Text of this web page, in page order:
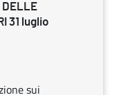
DELLE
31 luglio
sui